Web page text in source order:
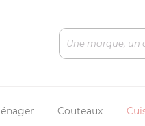
Couteaux